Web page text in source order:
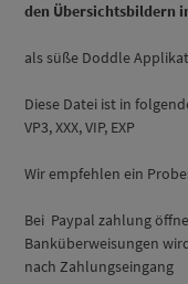
den Übersichtsbildern
als süße Doddle
Diese Datei ist in
VP3, XXX, VIP, EXP
Wir empfehlen ein
Bei Paypal zahlung
Banküberweisungen
nach Zahlungseingang